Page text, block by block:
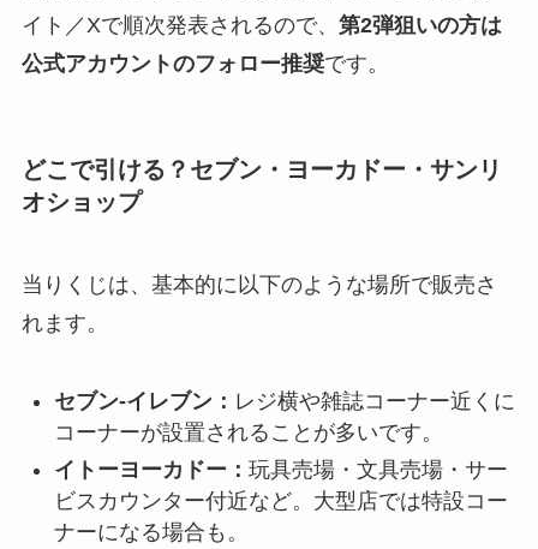
イト／Xで順次発表されるので、 第2弾狙いの方は
公式アカウントのフォロー推奨です。
どこで引ける？セブン・ヨーカドー・サンリ
オショップ
当りくじは、基本的に以下のような場所で販売さ
れます。
セブン‐イレブン： レジ横や雑誌コーナー近くに
コーナーが設置されることが多いです。
イトーヨーカドー： 玩具売場・文具売場・サー
ビスカウンター付近など。大型店では特設コー
ナーになる場合も。